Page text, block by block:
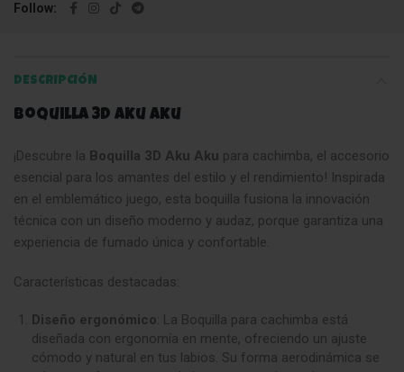
Follow
DESCRIPCIÓN
Boquilla 3D Aku Aku
¡Descubre la Boquilla 3D Aku Aku para cachimba, el accesorio
esencial para los amantes del estilo y el rendimiento! Inspirada
en el emblemático juego, esta boquilla fusiona la innovación
técnica con un diseño moderno y audaz, porque garantiza una
experiencia de fumado única y confortable.
Características destacadas:
Diseño ergonómico: La Boquilla para cachimba está
diseñada con ergonomía en mente, ofreciendo un ajuste
cómodo y natural en tus labios. Su forma aerodinámica se